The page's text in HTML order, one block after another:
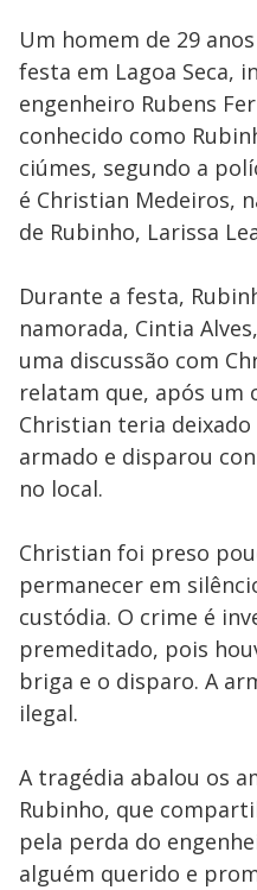
Um homem de 29
festa em Lagoa Seca,
engenheiro Rubens
conhecido como
ciúmes, segundo a
é Christian Medeiros,
de Rubinho, Larissa
Durante a festa,
namorada, Cintia
uma discussão com
relatam que, após um
Christian teria
armado e disparou
no local.
Christian foi preso
permanecer em
custódia. O crime é
premeditado, pois
briga e o disparo. A
ilegal.
A tragédia abalou os
Rubinho, que
pela perda do
alguém querido e